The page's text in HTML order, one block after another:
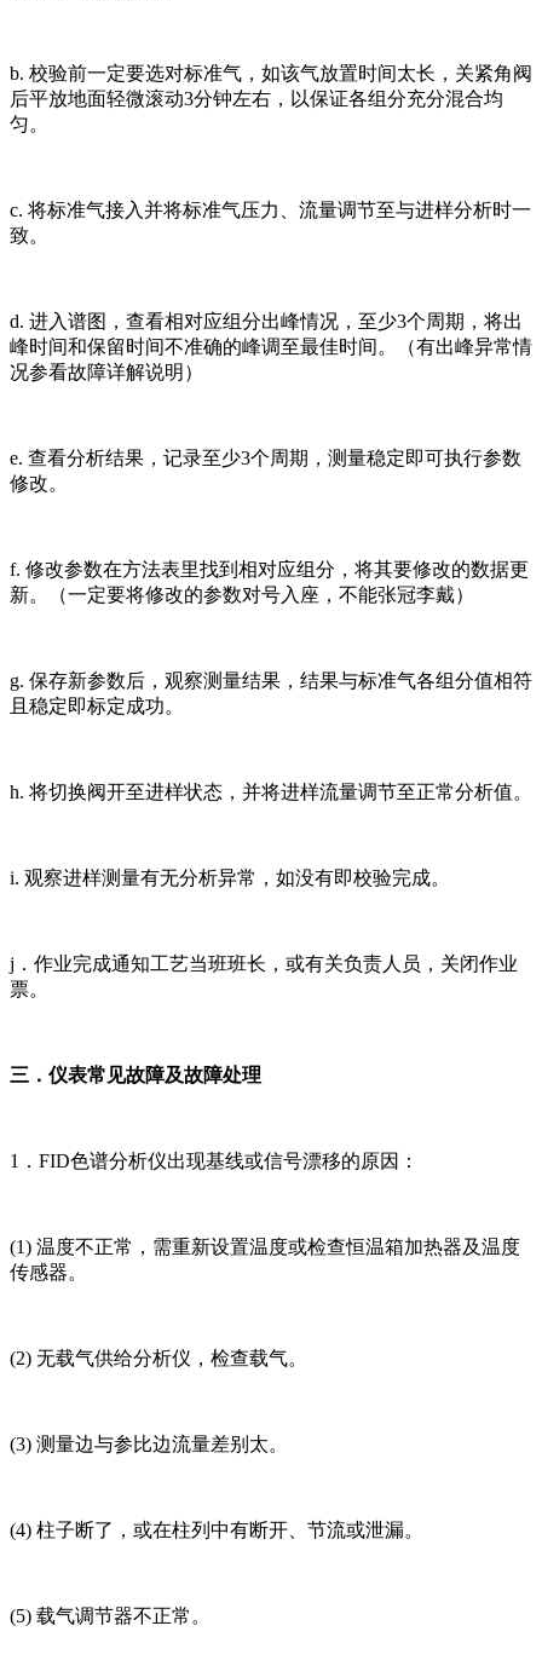
b. 校验前一定要选对标准气，如该气放置时间太长，关紧角阀
后平放地面轻微滚动3分钟左右，以保证各组分充分混合均
匀。
c. 将标准气接入并将标准气压力、流量调节至与进样分析时一
致。
d. 进入谱图，查看相对应组分出峰情况，至少3个周期，将出
峰时间和保留时间不准确的峰调至最佳时间。（有出峰异常情
况参看故障详解说明）
e. 查看分析结果，记录至少3个周期，测量稳定即可执行参数
修改。
f. 修改参数在方法表里找到相对应组分，将其要修改的数据更
新。（一定要将修改的参数对号入座，不能张冠李戴）
g. 保存新参数后，观察测量结果，结果与标准气各组分值相符
且稳定即标定成功。
h. 将切换阀开至进样状态，并将进样流量调节至正常分析值。
i. 观察进样测量有无分析异常，如没有即校验完成。
j．作业完成通知工艺当班班长，或有关负责人员，关闭作业
票。
三．仪表常见故障及故障处理
1．FID色谱分析仪出现基线或信号漂移的原因：
(1) 温度不正常，需重新设置温度或检查恒温箱加热器及温度
传感器。
(2) 无载气供给分析仪，检查载气。
(3) 测量边与参比边流量差别太。
(4) 柱子断了，或在柱列中有断开、节流或泄漏。
(5) 载气调节器不正常。